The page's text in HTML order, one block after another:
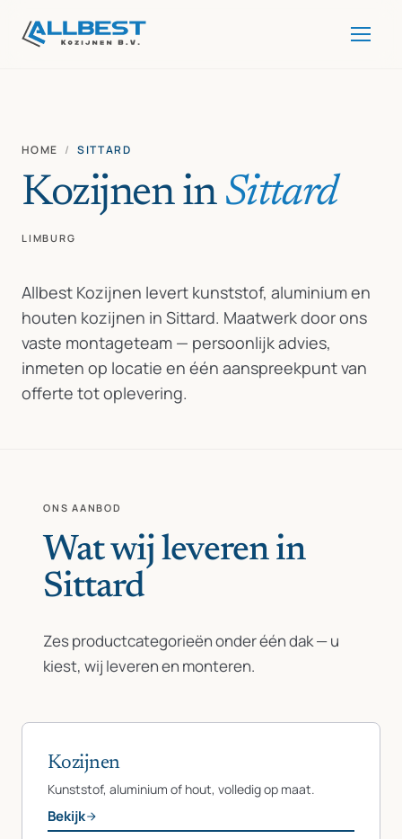
HOME / SITTARD
Kozijnen in Sittard
LIMBURG
Allbest Kozijnen levert kunststof, aluminium en
houten kozijnen in Sittard. Maatwerk door ons
vaste montageteam — persoonlijk advies,
inmeten op locatie en één aanspreekpunt van
offerte tot oplevering.
ONS AANBOD
Wat wij leveren in
Sittard
Zes productcategorieën onder één dak — u
kiest, wij leveren en monteren.
Kozijnen
Kunststof, aluminium of hout, volledig op maat.
Bekijk